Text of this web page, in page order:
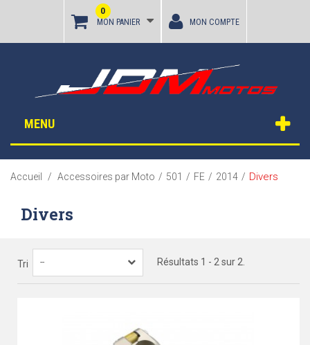
MON PANIER
0
MON COMPTE
MENU
Accueil / Accessoires par Moto / 501 / FE / 2014 / Divers
Divers
Tri -- Résultats 1 - 2 sur 2.